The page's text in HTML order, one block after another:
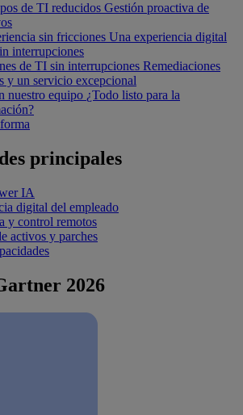
de TI reducidos Gestión proactiva de
sin fricciones Una experiencia digital
interrupciones
de TI sin interrupciones Remediaciones
y un servicio excepcional
nuestro equipo ¿Todo listo para la
principales
IA
digital del empleado
y control remotos
activos y parches
2026